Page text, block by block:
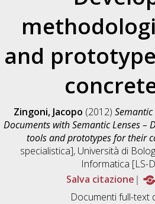
and
Zingoni, Jacopo (2012)
Documents with Semantic Lenses –
tools and prototypes for their
specialistica], Università di
Informatica [LS-
Salva citazione
Documenti full-text